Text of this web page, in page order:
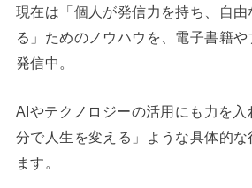
現在は「個人が発信力を持ち、自
る」ためのノウハウを、電子書籍
発信中。
AIやテクノロジーの活用にも力を
分で人生を変える」ような具体的
ます。